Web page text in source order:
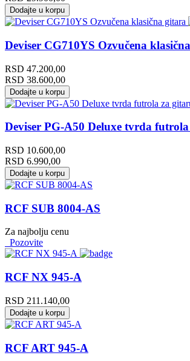
Dodajte u korpu
Deviser CG710YS Ozvučena
RSD 47.200,00
RSD 38.600,00
Dodajte u korpu
Deviser PG-A50 Deluxe tvrda
RSD 10.600,00
RSD 6.990,00
Dodajte u korpu
RCF SUB 8004-AS
Za najbolju cenu
Pozovite
RCF NX 945-A
RSD 211.140,00
Dodajte u korpu
RCF ART 945-A